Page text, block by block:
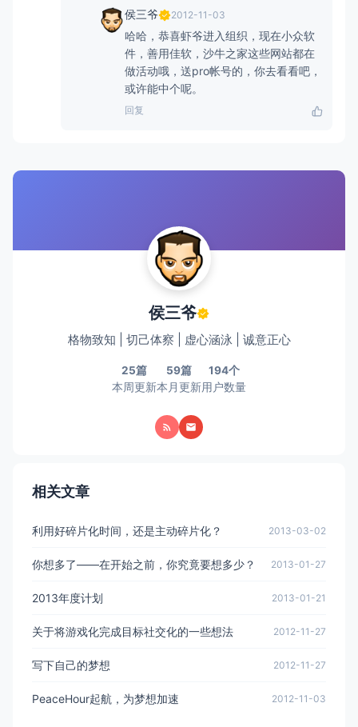
侯三爷 2012-11-03
哈哈，恭喜虾爷进入组织，现在小众软
件，善用佳软，沙牛之家这些网站都在
做活动哦，送pro帐号的，你去看看吧，
或许能中个呢。
回复
侯三爷
格物致知 | 切己体察 | 虚心涵泳 | 诚意正心
25篇
本周更新
59篇
本月更新
194个
用户数量
相关文章
利用好碎片化时间，还是主动碎片化？ 2013-03-02
你想多了——在开始之前，你究竟要想多少？ 2013-01-27
2013年度计划 2013-01-21
关于将游戏化完成目标社交化的一些想法 2012-11-27
写下自己的梦想 2012-11-27
PeaceHour起航，为梦想加速 2012-11-03